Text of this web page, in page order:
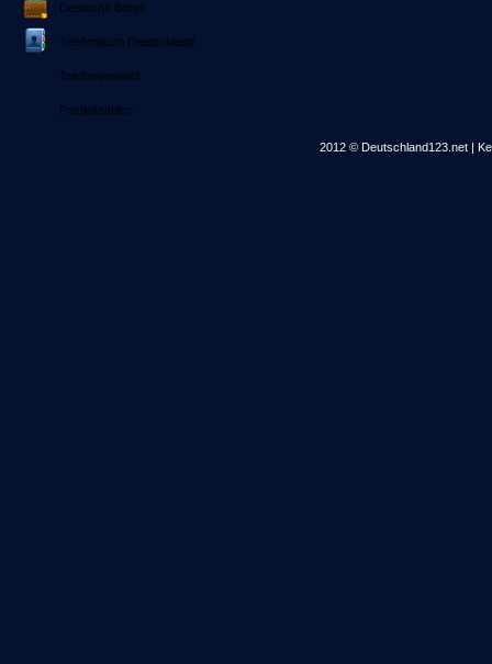
Deutsche Börse
Telefonbuch Deutschland
Telefonvorwahl
Postleitzahlen
2012 © Deutschland123.net |